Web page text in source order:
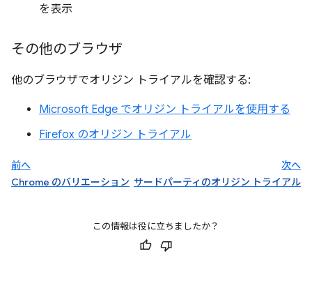
を表示
その他のブラウザ
他のブラウザでオリジン トライアルを確認する:
Microsoft Edge でオリジン トライアルを使用する
Firefox のオリジン トライアル
前へ
Chrome のバリエーション
次へ
サードパーティのオリジン トライアル
この情報は役に立ちましたか？